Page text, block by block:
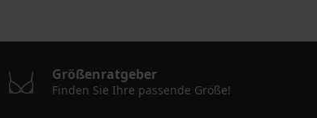
Größenratgeber
Finden Sie Ihre passende Größe!